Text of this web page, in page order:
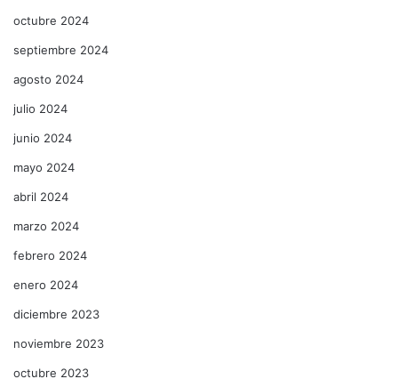
octubre 2024
septiembre 2024
agosto 2024
julio 2024
junio 2024
mayo 2024
abril 2024
marzo 2024
febrero 2024
enero 2024
diciembre 2023
noviembre 2023
octubre 2023